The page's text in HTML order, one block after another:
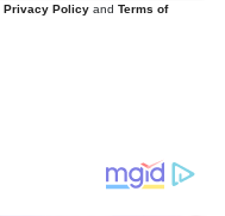
Privacy Policy and Terms of